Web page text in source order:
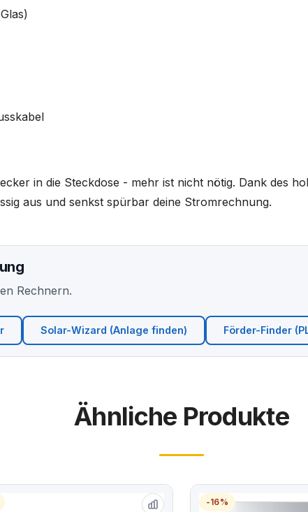
in die Steckdose - mehr ist nicht nötig. Dank des
aus und senkst spürbar deine Stromrechnung.
Rechnern.
Solar-Wizard (Anlage finden) Förder-Finder
Ähnliche Produkte
-16%